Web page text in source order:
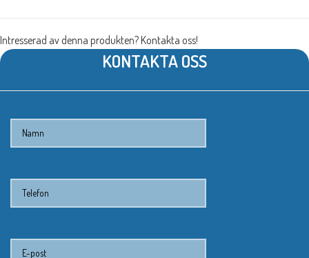
Intresserad av denna produkten? Kontakta oss!
KONTAKTA OSS